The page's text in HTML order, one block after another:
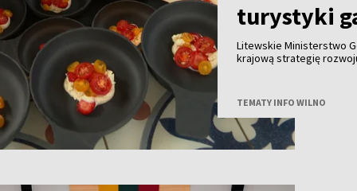
turystyki
Litewskie Ministerstwo
krajową strategię
gałęzi litewskiej
granicą.
TEMATY INFO WILNO